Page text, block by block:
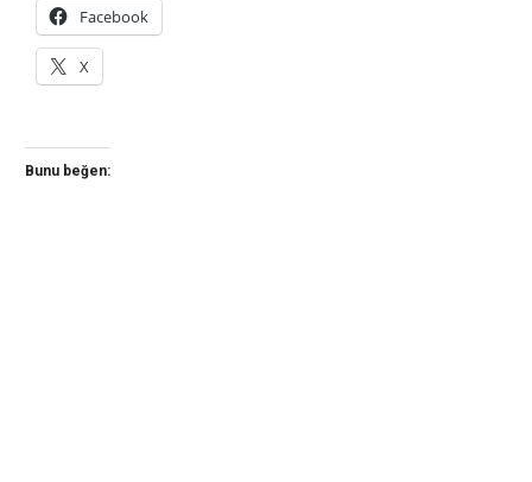
Facebook
X
Bunu beğen: